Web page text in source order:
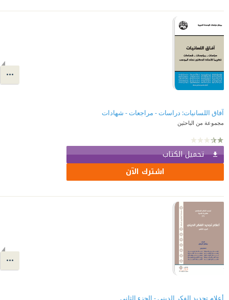
آفاق اللسانيات: دراسات - مراجعات - شهادات
مجموعة من الباحثين
تحميل الكتاب
اشترك الآن